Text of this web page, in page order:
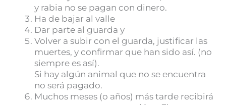
y rabia no se pagan con dinero.
Ha de bajar al valle
Dar parte al guarda y
Volver a subir con el guarda, justificar las
muertes, y confirmar que han sido así. (no
siempre es así).
Si hay algún animal que no se encuentra
no será pagado.
Muchos meses (o años) más tarde recibirá